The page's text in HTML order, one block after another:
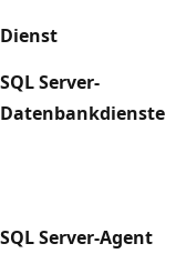
Dienst
SQL Server-
Datenbankdienste
SQL Server-Agent